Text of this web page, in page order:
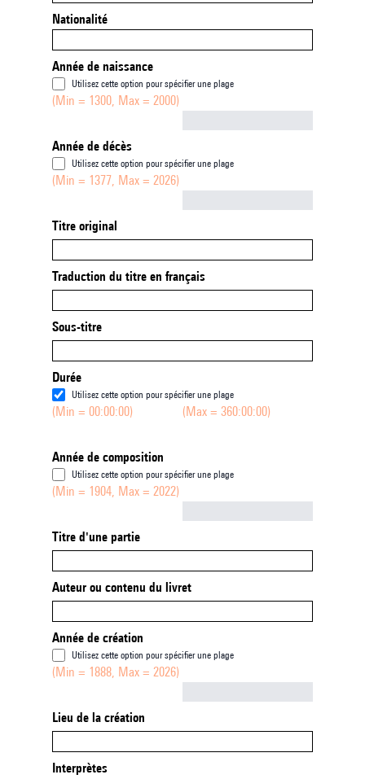
Nationalité
Année de naissance
Utilisez cette option pour spécifier une plage
(Min = 1300, Max = 2000)
Année de décès
Utilisez cette option pour spécifier une plage
(Min = 1377, Max = 2026)
Titre original
Traduction du titre en français
Sous-titre
Durée
Utilisez cette option pour spécifier une plage
(Min = 00:00:00) (Max = 360:00:00)
Année de composition
Utilisez cette option pour spécifier une plage
(Min = 1904, Max = 2022)
Titre d'une partie
Auteur ou contenu du livret
Année de création
Utilisez cette option pour spécifier une plage
(Min = 1888, Max = 2026)
Lieu de la création
Interprètes